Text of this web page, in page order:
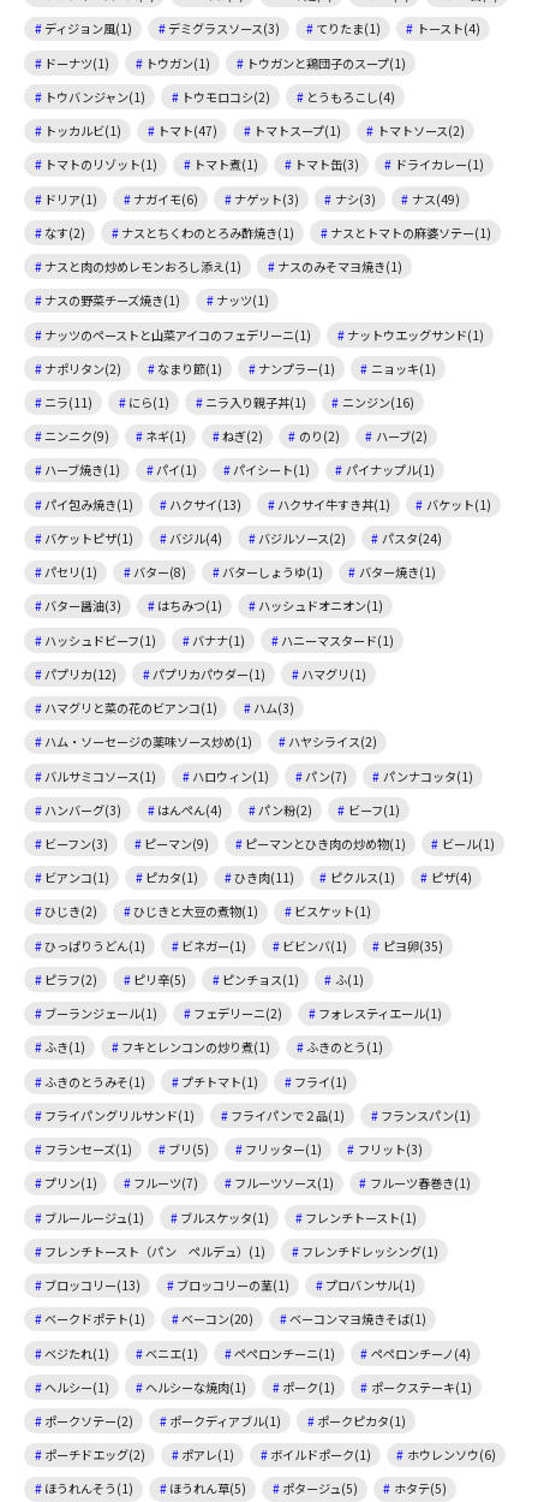
ディジョン風(1)
デミグラスソース(3) てりたま(1)
トースト(4)
ドーナツ(1)
トウガン(1)
トウガンと鶏団子のスープ(1)
トウバンジャン(1)
トウモロコシ(2)
とうもろこし(4)
トッカルビ(1)
トマト(47) トマトスープ(1)
トマトソース(2)
トマトのリゾット(1)
トマト煮(1) トマト缶(3)
ドライカレー(1)
ドリア(1)
ナガイモ(6) ナゲット(3) ナシ(3)
ナス(49)
なす(2)
ナスとちくわのとろみ酢焼き(1)
ナスとトマトの麻婆ソテー(1)
ナスと肉の炒めレモンおろし添え(1)
ナスのみそマヨ焼き(1)
ナスの野菜チーズ焼き(1)
ナッツ(1)
ナッツのペーストと山菜アイコのフェデリーニ(1)
ナットウエッグサンド(1)
ナポリタン(2)
なまり節(1) ナンプラー(1)
ニョッキ(1)
ニラ(11)
にら(1) ニラ入り親子丼(1)
ニンジン(16)
ニンニク(9)
ネギ(1) ねぎ(2) のり(2)
ハーブ(2)
ハーブ焼き(1)
パイ(1) パイシート(1)
パイナップル(1)
パイ包み焼き(1)
ハクサイ(13) ハクサイ牛すき丼(1)
バケット(1)
バケットピザ(1)
バジル(4) バジルソース(2)
パスタ(24)
パセリ(1)
バター(8) バターしょうゆ(1)
バター焼き(1)
バター醤油(3)
はちみつ(1)
ハッシュドオニオン(1)
ハッシュドビーフ(1)
バナナ(1)
ハニーマスタード(1)
パプリカ(12)
パプリカパウダー(1)
ハマグリ(1)
ハマグリと菜の花のビアンコ(1)
ハム(3)
ハム・ソーセージの薬味ソース炒め(1)
ハヤシライス(2)
バルサミコソース(1)
ハロウィン(1) パン(7)
パンナコッタ(1)
ハンバーグ(3)
はんぺん(4) パン粉(2)
ビーフ(1)
ビーフン(3)
ピーマン(9) ピーマンとひき肉の炒め物(1)
ビール(1)
ビアンコ(1)
ピカタ(1) ひき肉(11) ピクルス(1)
ピザ(4)
ひじき(2)
ひじきと大豆の煮物(1)
ビスケット(1)
ひっぱりうどん(1)
ビネガー(1) ビビンバ(1)
ピヨ卵(35)
ピラフ(2)
ピリ辛(5) ピンチョス(1)
ふ(1)
ブーランジェール(1)
フェデリーニ(2)
フォレスティエール(1)
ふき(1)
フキとレンコンの炒り煮(1)
ふきのとう(1)
ふきのとうみそ(1)
プチトマト(1)
フライ(1)
フライパングリルサンド(1)
フライパンで２品(1)
フランスパン(1)
フランセーズ(1)
ブリ(5) フリッター(1)
フリット(3)
プリン(1)
フルーツ(7) フルーツソース(1)
フルーツ春巻き(1)
ブルールージュ(1)
ブルスケッタ(1)
フレンチトースト(1)
フレンチトースト（パン ペルデュ）(1)
フレンチドレッシング(1)
ブロッコリー(13)
ブロッコリーの茎(1)
プロバンサル(1)
ベークドポテト(1)
ベーコン(20)
ベーコンマヨ焼きそば(1)
ベジたれ(1)
ベニエ(1) ペペロンチーニ(1)
ペペロンチーノ(4)
ヘルシー(1)
ヘルシーな焼肉(1) ポーク(1)
ポークステーキ(1)
ポークソテー(2)
ポークディアブル(1)
ポークピカタ(1)
ポーチドエッグ(2)
ポアレ(1) ボイルドポーク(1)
ホウレンソウ(6)
ほうれんそう(1)
ほうれん草(5) ポタージュ(5)
ホタテ(5)